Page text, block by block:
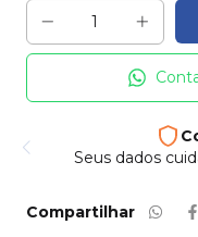
Compartilhar